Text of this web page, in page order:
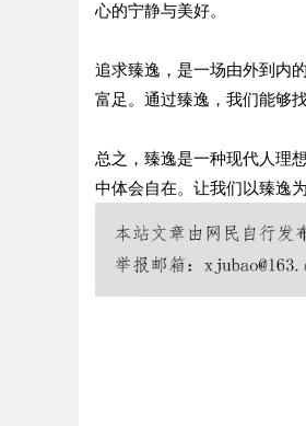
心的宁静与美好。
追求臻逸，是一场由外到内
富足。通过臻逸，我们能够
总之，臻逸是一种现代人理
中体会自在。让我们以臻逸